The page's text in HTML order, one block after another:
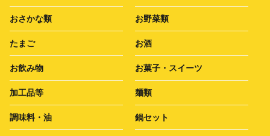
おさかな類 お野菜類
たまご お酒
お飲み物 お菓子・スイーツ
加工品等 麺類
調味料・油 鍋セット